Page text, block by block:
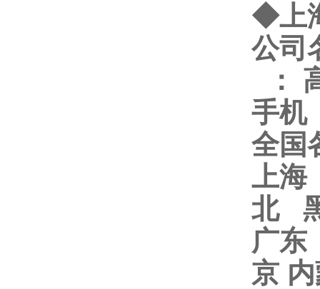
◆上
公司
：
手机
全国
上海
北
广
京